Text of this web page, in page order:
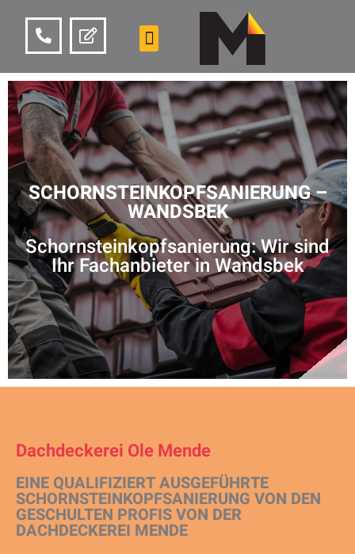
SCHORNSTEINKOPFSANIERUNG –
WANDSBEK
Schornsteinkopfsanierung: Wir sind
Ihr Fachanbieter in Wandsbek
Dachdeckerei Ole Mende
EINE QUALIFIZIERT AUSGEFÜHRTE
SCHORNSTEINKOPFSANIERUNG VON DEN
GESCHULTEN PROFIS VON DER
DACHDECKEREI MENDE